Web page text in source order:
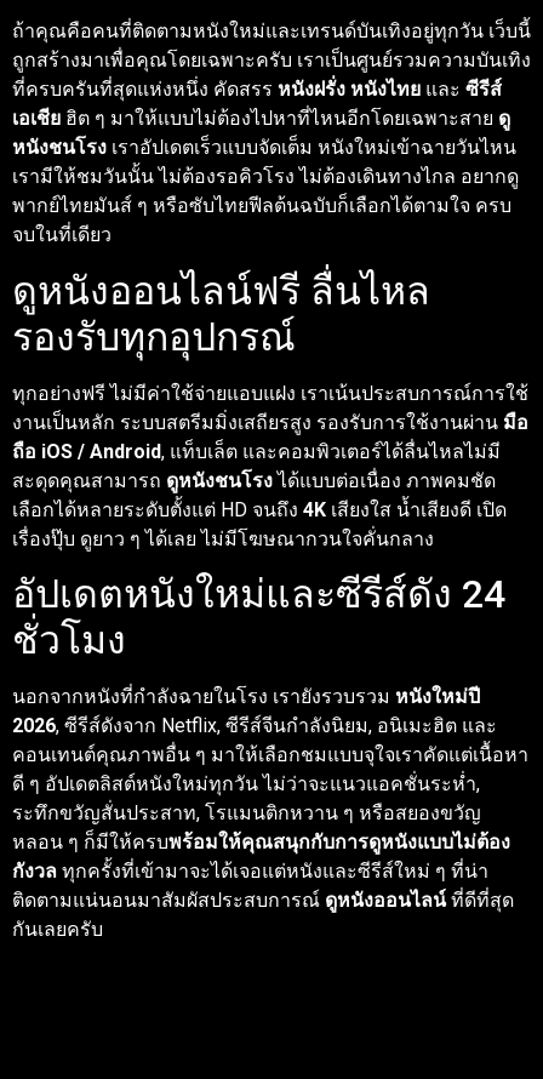
ถ้าคุณคือคนที่ติดตามหนังใหม่และเทรนด์บันเทิงอยู่ทุกวัน เว็บนี้
ถูกสร้างมาเพื่อคุณโดยเฉพาะครับ เราเป็นศูนย์รวมความบันเทิง
ที่ครบครันที่สุดแห่งหนึ่ง คัดสรร หนังฝรั่ง หนังไทย และ ซีรีส์
เอเชีย ฮิต ๆ มาให้แบบไม่ต้องไปหาที่ไหนอีกโดยเฉพาะสาย ดู
หนังชนโรง เราอัปเดตเร็วแบบจัดเต็ม หนังใหม่เข้าฉายวันไหน
เรามีให้ชมวันนั้น ไม่ต้องรอคิวโรง ไม่ต้องเดินทางไกล อยากดู
พากย์ไทยมันส์ ๆ หรือซับไทยฟีลต้นฉบับก็เลือกได้ตามใจ ครบ
จบในที่เดียว
ดูหนังออนไลน์ฟรี ลื่นไหล
รองรับทุกอุปกรณ์
ทุกอย่างฟรี ไม่มีค่าใช้จ่ายแอบแฝง เราเน้นประสบการณ์การใช้
งานเป็นหลัก ระบบสตรีมมิ่งเสถียรสูง รองรับการใช้งานผ่าน มือ
ถือ iOS / Android, แท็บเล็ต และคอมพิวเตอร์ได้ลื่นไหลไม่มี
สะดุดคุณสามารถ ดูหนังชนโรงได้แบบต่อเนื่อง ภาพคมชัด
เลือกได้หลายระดับตั้งแต่ HD จนถึง 4K เสียงใส น้ำเสียงดี เปิด
เรื่องปุ๊บ ดูยาว ๆ ได้เลย ไม่มีโฆษณากวนใจคั่นกลาง
อัปเดตหนังใหม่และซีรีส์ดัง 24
ชั่วโมง
นอกจากหนังที่กำลังฉายในโรง เรายังรวบรวม หนังใหม่ปี
2026, ซีรีส์ดังจาก Netflix, ซีรีส์จีนกำลังนิยม, อนิเมะฮิต และ
คอนเทนต์คุณภาพอื่น ๆ มาให้เลือกชมแบบจุใจเราคัดแต่เนื้อหา
ดี ๆ อัปเดตลิสต์หนังใหม่ทุกวัน ไม่ว่าจะแนวแอคชั่นระห่ำ,
ระทึกขวัญสั่นประสาท, โรแมนติกหวาน ๆ หรือสยองขวัญ
หลอน ๆ ก็มีให้ครบพร้อมให้คุณสนุกกับการดูหนังแบบไม่ต้อง
กังวล ทุกครั้งที่เข้ามาจะได้เจอแต่หนังและซีรีส์ใหม่ ๆ ที่น่า
ติดตามแน่นอนมาสัมผัสประสบการณ์ ดูหนังออนไลน์ที่ดีที่สุด
กันเลยครับ